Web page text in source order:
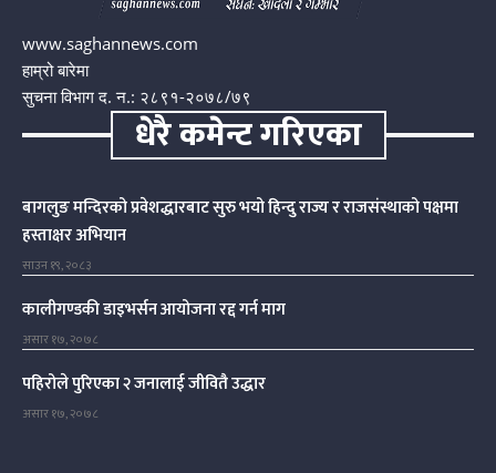
www.saghannews.com
हाम्रो बारेमा
सुचना विभाग द. न.: २८९१-२०७८/७९
धेरै कमेन्ट गरिएका
बागलुङ मन्दिरको प्रवेशद्धारबाट सुरु भयो हिन्दु राज्य र राजसंस्थाको पक्षमा
हस्ताक्षर अभियान
साउन १९, २०८३
कालीगण्डकी डाइभर्सन आयोजना रद्द गर्न माग
असार १७, २०७८
पहिरोले पुरिएका २ जनालाई जीवितै उद्धार
असार १७, २०७८